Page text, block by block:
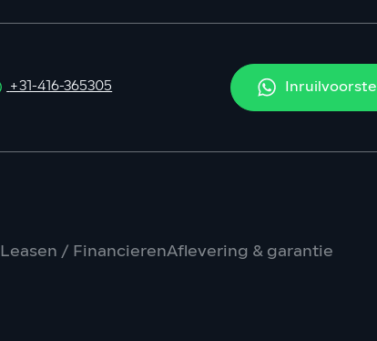
+31-416-365305 Inruilvoorstel
Leasen / FinancierenAflevering & garantie